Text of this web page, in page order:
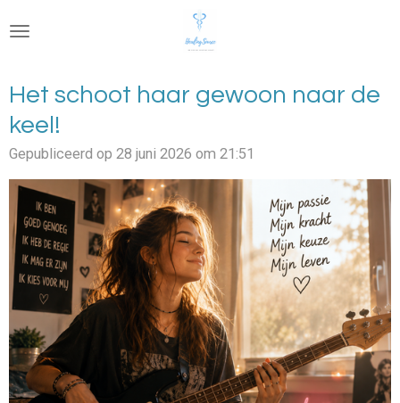
direct
de
hoofdinhoud
Het schoot haar gewoon naar de
keel!
Gepubliceerd op 28 juni 2026 om 21:51